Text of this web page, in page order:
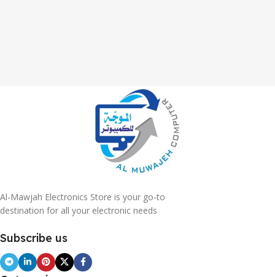
Al-Mawjah Electronics Store is your go-to
destination for all your electronic needs
Subscribe us